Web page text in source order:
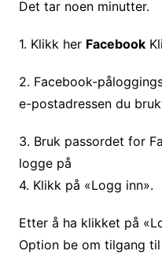
Det tar noen minutter.
1. Klikk her Facebook
2. Facebook-
e-postadressen du
3. Bruk passordet for
logge på
4. Klikk på «Logg inn».
Etter å ha klikket på
Option be om tilgang